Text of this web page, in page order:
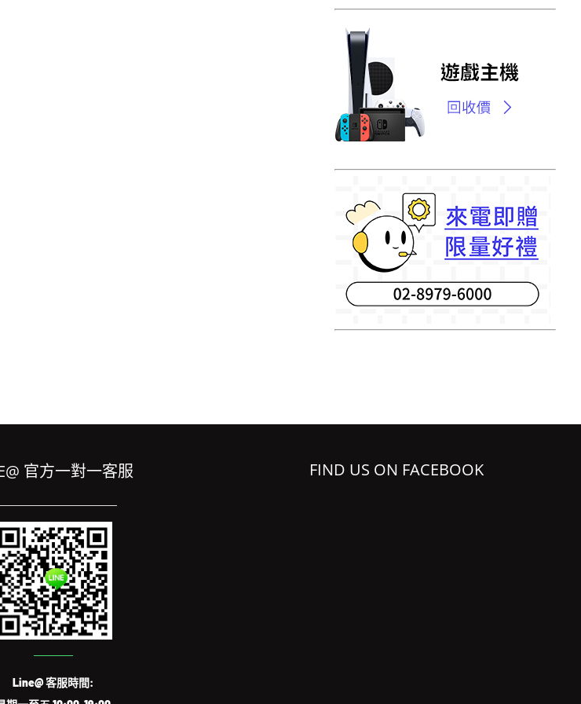
官方一對一客服
Line@ 客服時間:
FIND US ON FACEBOOK